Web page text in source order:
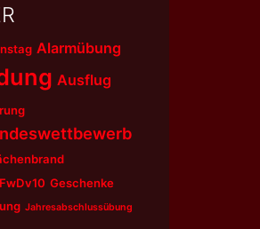
Alarmübung
Ausflug
FwDv10 Geschenke
Jahresabschlussübung